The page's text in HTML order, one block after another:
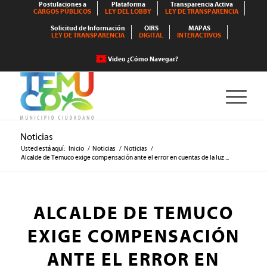
Postulaciones a
CARGOS PÚBLICOS
Plataforma
LEY DEL LOBBY
Transparencia Activa
LEY DE TRANSPARENCIA
Solicitud de Información
LEY DE TRANSPARENCIA
OIRS
DIGITAL
MAPAS
INTERACTIVOS
Video ¿Cómo Navegar?
Noticias
Usted está aquí: Inicio / Noticias / Noticias /
Alcalde de Temuco exige compensación ante el error en cuentas de la luz ...
ALCALDE DE TEMUCO
EXIGE COMPENSACIÓN
ANTE EL ERROR EN